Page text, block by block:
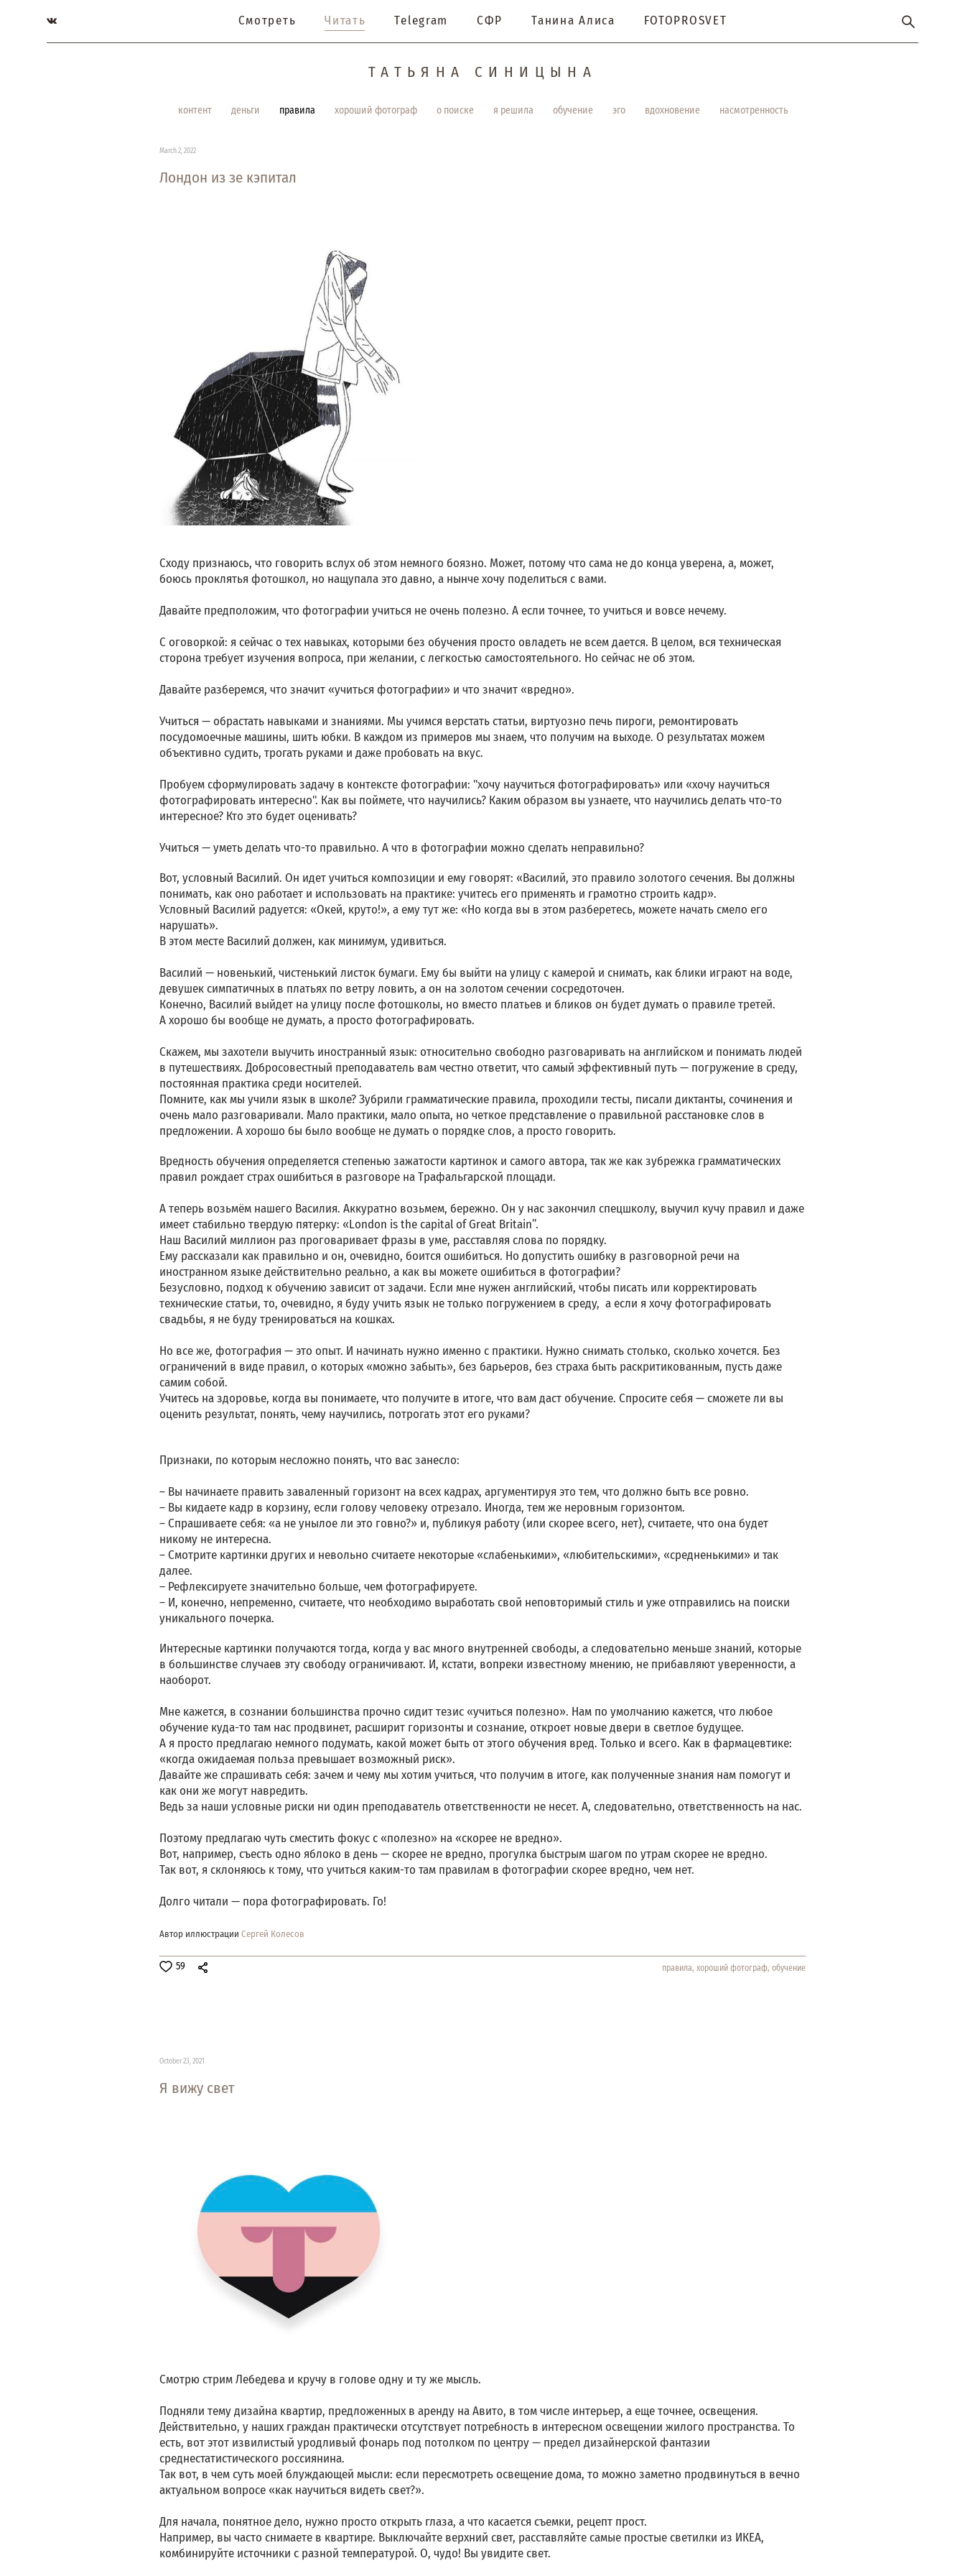
Смотреть Читать Telegram СФР Танина Алиса FOTOPROSVET
ТАТЬЯНА СИНИЦЫНА
контент деньги правила хороший фотограф о поиске я решила обучение эго вдохновение насмотренность
March 2, 2022
Лондон из зе кэпитал
Сходу признаюсь, что говорить вслух об этом немного боязно. Может, потому что сама не до конца уверена, а, может,
боюсь проклятья фотошкол, но нащупала это давно, а нынче хочу поделиться с вами.
Давайте предположим, что фотографии учиться не очень полезно. А если точнее, то учиться и вовсе нечему.
С оговоркой: я сейчас о тех навыках, которыми без обучения просто овладеть не всем дается. В целом, вся техническая
сторона требует изучения вопроса, при желании, с легкостью самостоятельного. Но сейчас не об этом.
Давайте разберемся, что значит «учиться фотографии» и что значит «вредно».
Учиться — обрастать навыками и знаниями. Мы учимся верстать статьи, виртуозно печь пироги, ремонтировать
посудомоечные машины, шить юбки. В каждом из примеров мы знаем, что получим на выходе. О результатах можем
объективно судить, трогать руками и даже пробовать на вкус.
Пробуем сформулировать задачу в контексте фотографии: "хочу научиться фотографировать» или «хочу научиться
фотографировать интересно". Как вы поймете, что научились? Каким образом вы узнаете, что научились делать что-то
интересное? Кто это будет оценивать?
Учиться — уметь делать что-то правильно. А что в фотографии можно сделать неправильно?
Вот, условный Василий. Он идет учиться композиции и ему говорят: «Василий, это правило золотого сечения. Вы должны
понимать, как оно работает и использовать на практике: учитесь его применять и грамотно строить кадр».
Условный Василий радуется: «Окей, круто!», а ему тут же: «Но когда вы в этом разберетесь, можете начать смело его
нарушать».
В этом месте Василий должен, как минимум, удивиться.
Василий — новенький, чистенький листок бумаги. Ему бы выйти на улицу с камерой и снимать, как блики играют на воде,
девушек симпатичных в платьях по ветру ловить, а он на золотом сечении сосредоточен.
Конечно, Василий выйдет на улицу после фотошколы, но вместо платьев и бликов он будет думать о правиле третей.
А хорошо бы вообще не думать, а просто фотографировать.
Скажем, мы захотели выучить иностранный язык: относительно свободно разговаривать на английском и понимать людей
в путешествиях. Добросовестный преподаватель вам честно ответит, что самый эффективный путь — погружение в среду,
постоянная практика среди носителей.
Помните, как мы учили язык в школе? Зубрили грамматические правила, проходили тесты, писали диктанты, сочинения и
очень мало разговаривали. Мало практики, мало опыта, но четкое представление о правильной расстановке слов в
предложении. А хорошо бы было вообще не думать о порядке слов, а просто говорить.
Вредность обучения определяется степенью зажатости картинок и самого автора, так же как зубрежка грамматических
правил рождает страх ошибиться в разговоре на Трафальгарской площади.
А теперь возьмём нашего Василия. Аккуратно возьмем, бережно. Он у нас закончил спецшколу, выучил кучу правил и даже
имеет стабильно твердую пятерку: «London is the capital of Great Britain”.
Наш Василий миллион раз проговаривает фразы в уме, расставляя слова по порядку.
Ему рассказали как правильно и он, очевидно, боится ошибиться. Но допустить ошибку в разговорной речи на
иностранном языке действительно реально, а как вы можете ошибиться в фотографии?
Безусловно, подход к обучению зависит от задачи. Если мне нужен английский, чтобы писать или корректировать
технические статьи, то, очевидно, я буду учить язык не только погружением в среду, а если я хочу фотографировать
свадьбы, я не буду тренироваться на кошках.
Но все же, фотография — это опыт. И начинать нужно именно с практики. Нужно снимать столько, сколько хочется. Без
ограничений в виде правил, о которых «можно забыть», без барьеров, без страха быть раскритикованным, пусть даже
самим собой.
Учитесь на здоровье, когда вы понимаете, что получите в итоге, что вам даст обучение. Спросите себя — сможете ли вы
оценить результат, понять, чему научились, потрогать этот его руками?
Признаки, по которым несложно понять, что вас занесло:
– Вы начинаете править заваленный горизонт на всех кадрах, аргументируя это тем, что должно быть все ровно.
– Вы кидаете кадр в корзину, если голову человеку отрезало. Иногда, тем же неровным горизонтом.
– Спрашиваете себя: «а не унылое ли это говно?» и, публикуя работу (или скорее всего, нет), считаете, что она будет
никому не интересна.
– Смотрите картинки других и невольно считаете некоторые «слабенькими», «любительскими», «средненькими» и так
далее.
– Рефлексируете значительно больше, чем фотографируете.
– И, конечно, непременно, считаете, что необходимо выработать свой неповторимый стиль и уже отправились на поиски
уникального почерка.
Интересные картинки получаются тогда, когда у вас много внутренней свободы, а следовательно меньше знаний, которые
в большинстве случаев эту свободу ограничивают. И, кстати, вопреки известному мнению, не прибавляют уверенности, а
наоборот.
Мне кажется, в сознании большинства прочно сидит тезис «учиться полезно». Нам по умолчанию кажется, что любое
обучение куда-то там нас продвинет, расширит горизонты и сознание, откроет новые двери в светлое будущее.
А я просто предлагаю немного подумать, какой может быть от этого обучения вред. Только и всего. Как в фармацевтике:
«когда ожидаемая польза превышает возможный риск».
Давайте же спрашивать себя: зачем и чему мы хотим учиться, что получим в итоге, как полученные знания нам помогут и
как они же могут навредить.
Ведь за наши условные риски ни один преподаватель ответственности не несет. А, следовательно, ответственность на нас.
Поэтому предлагаю чуть сместить фокус с «полезно» на «скорее не вредно».
Вот, например, съесть одно яблоко в день — скорее не вредно, прогулка быстрым шагом по утрам скорее не вредно.
Так вот, я склоняюсь к тому, что учиться каким-то там правилам в фотографии скорее вредно, чем нет.
Долго читали — пора фотографировать. Го!
Автор иллюстрации Сергей Колесов
59 правила хороший фотограф обучение
October 23, 2021
Я вижу свет
Смотрю стрим Лебедева и кручу в голове одну и ту же мысль.
Подняли тему дизайна квартир, предложенных в аренду на Авито, в том числе интерьер, а еще точнее, освещения.
Действительно, у наших граждан практически отсутствует потребность в интересном освещении жилого пространства. То
есть, вот этот извилистый уродливый фонарь под потолком по центру — предел дизайнерской фантазии
среднестатистического россиянина.
Так вот, в чем суть моей блуждающей мысли: если пересмотреть освещение дома, то можно заметно продвинуться в вечно
актуальном вопросе «как научиться видеть свет?».
Для начала, понятное дело, нужно просто открыть глаза, а что касается съемки, рецепт прост.
Например, вы часто снимаете в квартире. Выключайте верхний свет, расставляйте самые простые светилки из ИКЕА,
комбинируйте источники с разной температурой. О, чудо! Вы увидите свет.